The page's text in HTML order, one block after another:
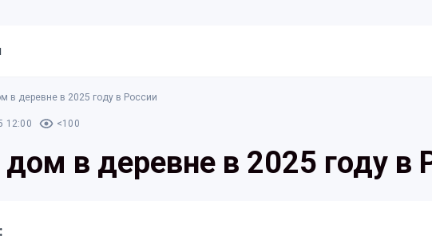
в деревне в 2025 году в России
12:00 <100
дом в деревне в 2025 году в